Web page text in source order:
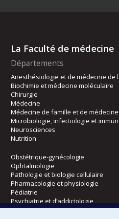
La Faculté de médecine
Départements
Anesthésiologie et de médecine de
Biochimie et médecine moléculaire
Chirurgie
Médecine
Médecine de famille et de médecine
Microbiologie, infectiologie et
Neurosciences
Nutrition
Obstétrique-gynécologie
Ophtalmologie
Pathologie et biologie cellulaire
Pharmacologie et physiologie
Pédiatrie
Psychiatrie et d’addictologie
Radiologie, radio-oncologie et